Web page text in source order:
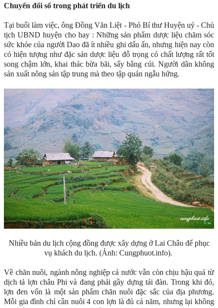
Chuyển đổi số trong phát triển du lịch
Tại buổi làm việc, ông Đồng Văn Liệt - Phó Bí thư Huyện uỷ - Chủ
tịch UBND huyện cho hay : Những sản phẩm dược liệu chăm sóc
sức khỏe của người Dao đã ít nhiều ghi dấu ấn, nhưng hiện nay còn
có hiện tượng như đặc sản dược liệu đỗ trọng có chất lượng rất tốt
song chậm lớn, khai thác bừa bãi, sấy bằng củi. Người dân không
sản xuất nông sản tập trung mà theo tập quán ngẫu hứng.
Nhiều bản du lịch cộng đồng được xây dựng ở Lai Châu để phục
vụ khách du lịch. (Ảnh: Cungphuot.info).
Về chăn nuôi, ngành nông nghiệp cả nước vẫn còn chịu hậu quả từ
dịch tả lợn châu Phi và đang phải gầy dựng tái đàn. Trong khi đó,
lợn đen vốn là một sản phẩm chăn nuôi đặc sắc của địa phương.
Mỗi gia đình chỉ cần nuôi 4 con lợn là đủ cả năm, nhưng lại không